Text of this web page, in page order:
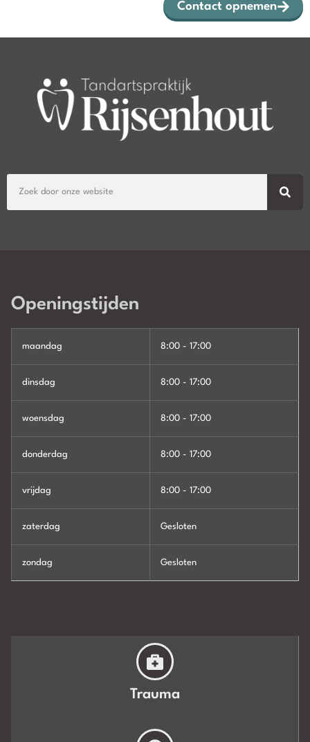
Contact opnemen
Openingstijden
maandag 8:00 - 17:00
dinsdag 8:00 - 17:00
woensdag 8:00 - 17:00
donderdag 8:00 - 17:00
vrijdag 8:00 - 17:00
zaterdag Gesloten
zondag Gesloten
Trauma